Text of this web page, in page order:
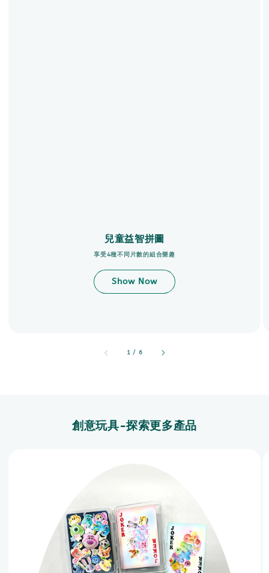
兒童益智拼圖
享受4種不同片數的組合樂趣
Show Now
1 / accessibility.of
6
創意玩具-探索更多產品